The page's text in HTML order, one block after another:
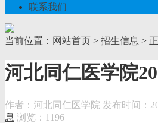
联系我们
当前位置： 网站首页 > 招生信息 >
河北同仁医学院
作者：河北同仁医学院 发布时间：
息 浏览：1196